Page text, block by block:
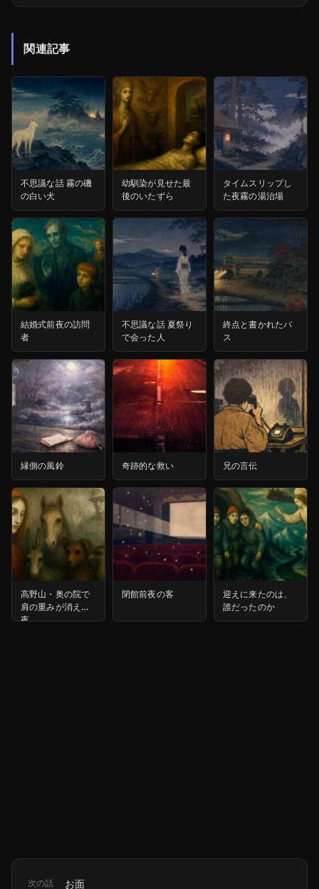
関連記事
不思議な話 霧の磯
の白い犬
幼馴染が見せた最
後のいたずら
タイムスリップし
た夜霧の湯治場
結婚式前夜の訪問
者
不思議な話 夏祭り
で会った人
終点と書かれたバ
ス
縁側の風鈴 奇跡的な救い 兄の言伝
高野山・奥の院で
肩の重みが消えた
夜
閉館前夜の客
迎えに来たのは、
誰だったのか
次の話 お面